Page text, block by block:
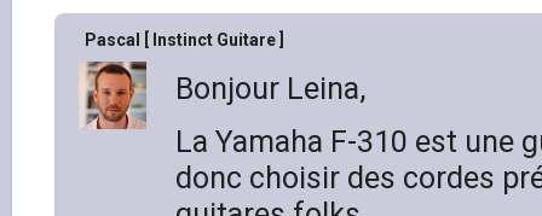
Pascal [ Instinct Guitare ]
Bonjour Leina,
La Yamaha F-310 est une
donc choisir des cordes